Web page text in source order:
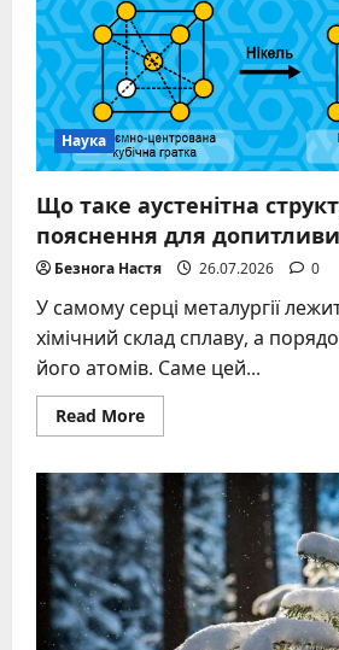
хтозна-
що
–
повний
правописний
аналіз
Наука
Що таке аустенітна
пояснення для
Безнога Настя 26.07.2026 0
У самому серці металургії
хімічний склад сплаву, а
його атомів. Саме цей...
Read MoreRead
more
таке
аустенітна
структура
металу
–
пояснення
для
допитливих